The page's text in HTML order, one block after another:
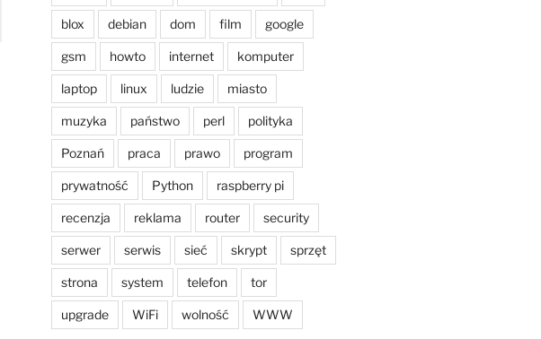
blox debian dom film google
gsm howto internet komputer
laptop linux ludzie miasto
muzyka państwo perl polityka
Poznań praca prawo program
prywatność Python raspberry pi
recenzja reklama router security
serwer serwis sieć skrypt sprzęt
strona system telefon tor
upgrade WiFi wolność WWW